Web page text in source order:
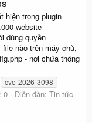
hiện trong plugin
website
dùng quyền
nào trên máy chủ,
- nơi chứa thông
cve-2026-3098
0 Diễn đàn: Tin tức